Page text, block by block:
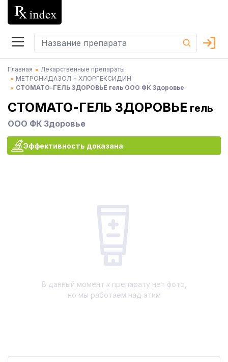
Главная
Лекарственные препараты
МЕТРОНИДАЗОЛ + ХЛОРГЕКСИДИН
СТОМАТО-ГЕЛЬ ЗДОРОВЬЕ гель ООО ФК Здоровье
СТОМАТО-ГЕЛЬ ЗДОРОВЬЕ гель
ООО ФК Здоровье
Эффективность доказана
В данный момент к препарату нет фото,
но мы работаем над этим